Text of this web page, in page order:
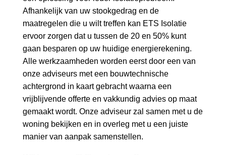
Afhankelijk van uw stookgedrag en de
maatregelen die u wilt treffen kan ETS Isolatie
ervoor zorgen dat u tussen de 20 en 50% kunt
gaan besparen op uw huidige energierekening.
Alle werkzaamheden worden eerst door een van
onze adviseurs met een bouwtechnische
achtergrond in kaart gebracht waarna een
vrijblijvende offerte en vakkundig advies op maat
gemaakt wordt. Onze adviseur zal samen met u de
woning bekijken en in overleg met u een juiste
manier van aanpak samenstellen.